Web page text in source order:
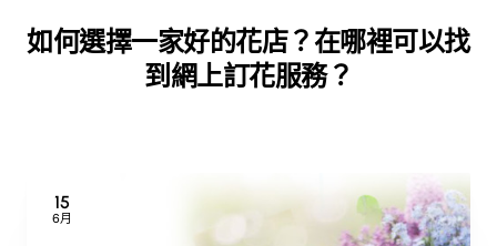
如何選擇一家好的花店？在哪裡可以找
到網上訂花服務？
15
6月